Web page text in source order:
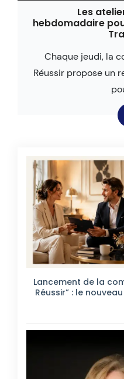
Les
hebdomadaire
Chaque jeudi, la
Réussir propose un
Lancement de la
Réussir” : le